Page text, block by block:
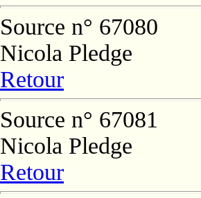
Source n° 67080
Nicola Pledge
Retour
Source n° 67081
Nicola Pledge
Retour